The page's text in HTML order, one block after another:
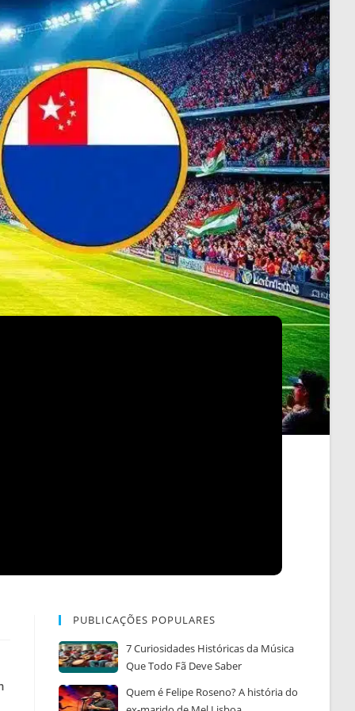
PUBLICAÇÕES POPULARES
7 Curiosidades Históricas da Música
Que Todo Fã Deve Saber
Quem é Felipe Roseno? A história do